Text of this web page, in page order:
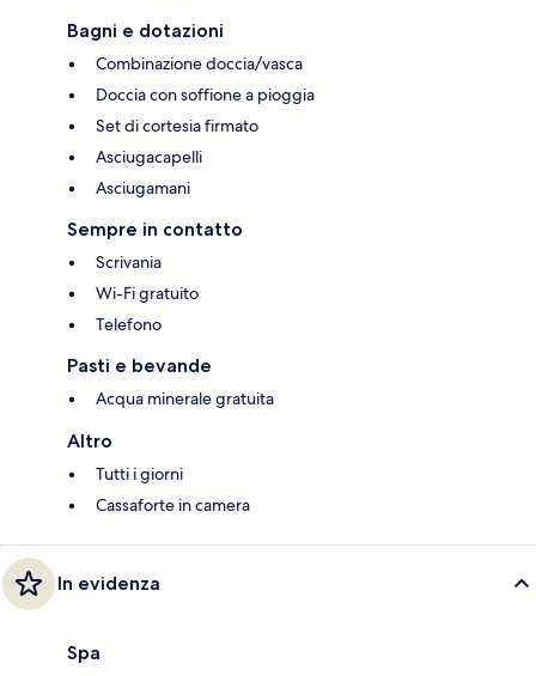
Bagni e dotazioni
Combinazione doccia/vasca
Doccia con soffione a pioggia
Set di cortesia firmato
Asciugacapelli
Asciugamani
Sempre in contatto
Scrivania
Wi-Fi gratuito
Telefono
Pasti e bevande
Acqua minerale gratuita
Altro
Tutti i giorni
Cassaforte in camera
In evidenza
Spa